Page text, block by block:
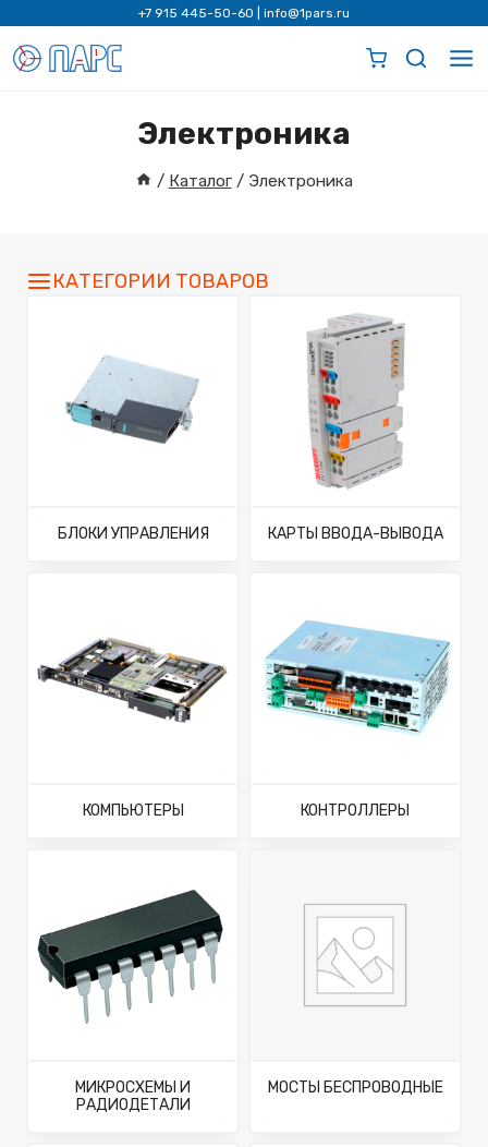
содержимому
+7 915 445-50-60 info@1pars.ru
Электроника
/ Каталог / Электроника
КАТЕГОРИИ ТОВАРОВ
БЛОКИ УПРАВЛЕНИЯ КАРТЫ ВВОДА-ВЫВОДА
КОМПЬЮТЕРЫ КОНТРОЛЛЕРЫ
МИКРОСХЕМЫ И
РАДИОДЕТАЛИ
МОСТЫ БЕСПРОВОДНЫЕ